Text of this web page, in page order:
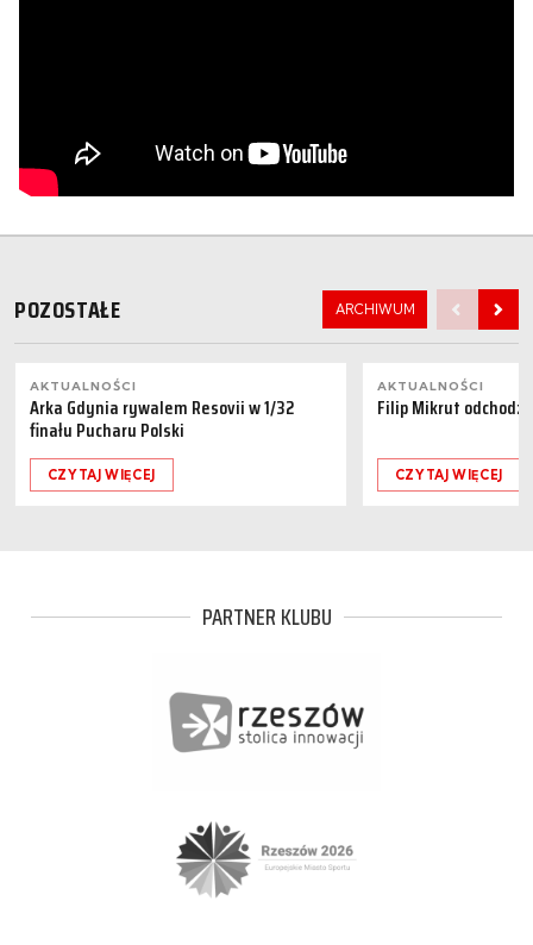
POZOSTAŁE ARCHIWUM
AKTUALNOŚCI
Arka Gdynia rywalem Resovii w 1/32
finału Pucharu Polski
CZYTAJ WIĘCEJ
AKTUALNOŚCI
Filip Mikrut
CZYTAJ WIĘCEJ
PARTNER KLUBU